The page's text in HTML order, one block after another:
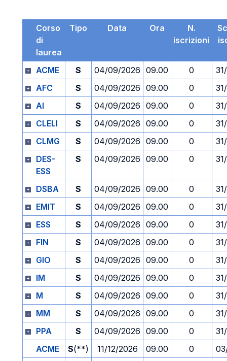
Corso
di
laurea
Tipo Data Ora
N.
iscrizioni
ACME S 04/09/2026 09.00 0
AFC
S 04/09/2026 09.00 0
AI
S 04/09/2026 09.00 0
CLELI
S 04/09/2026 09.00 0
CLMG
S 04/09/2026 09.00 0
DES-
ESS
S 04/09/2026 09.00 0
DSBA S 04/09/2026 09.00 0
EMIT
S 04/09/2026 09.00 0
ESS
S 04/09/2026 09.00 0
FIN
S 04/09/2026 09.00 0
GIO
S 04/09/2026 09.00 0
IM
S 04/09/2026 09.00 0
M
S 04/09/2026 09.00 0
MM
S 04/09/2026 09.00 0
PPA
S 04/09/2026 09.00 0
ACME
S(**) 11/12/2026 09.00 0